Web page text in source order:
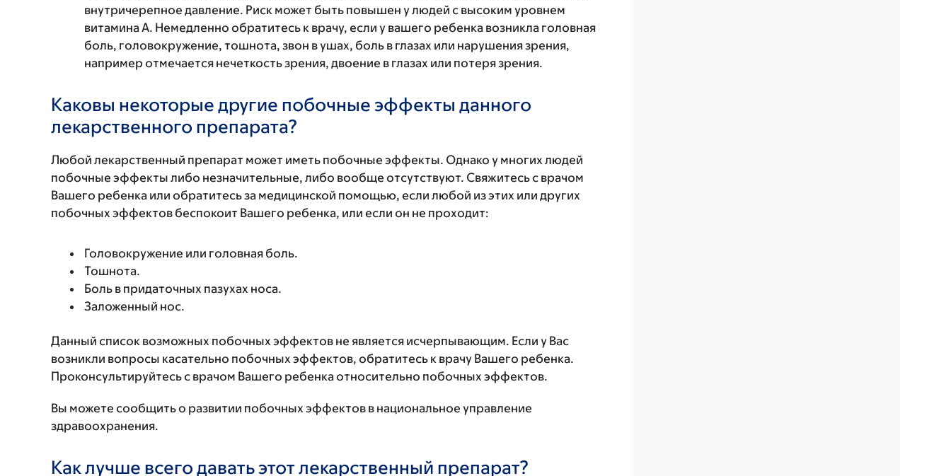
внутричерепное давление. Риск может быть повышен у людей с высоким уровнем
витамина А. Немедленно обратитесь к врачу, если у вашего ребенка возникла головная
боль, головокружение, тошнота, звон в ушах, боль в глазах или нарушения зрения,
например отмечается нечеткость зрения, двоение в глазах или потеря зрения.
Каковы некоторые другие побочные эффекты данного
лекарственного препарата?
Любой лекарственный препарат может иметь побочные эффекты. Однако у многих людей
побочные эффекты либо незначительные, либо вообще отсутствуют. Свяжитесь с врачом
Вашего ребенка или обратитесь за медицинской помощью, если любой из этих или других
побочных эффектов беспокоит Вашего ребенка, или если он не проходит:
Головокружение или головная боль.
Тошнота.
Боль в придаточных пазухах носа.
Заложенный нос.
Данный список возможных побочных эффектов не является исчерпывающим. Если у Вас
возникли вопросы касательно побочных эффектов, обратитесь к врачу Вашего ребенка.
Проконсультируйтесь с врачом Вашего ребенка относительно побочных эффектов.
Вы можете сообщить о развитии побочных эффектов в национальное управление
здравоохранения.
Как лучше всего давать этот лекарственный препарат?